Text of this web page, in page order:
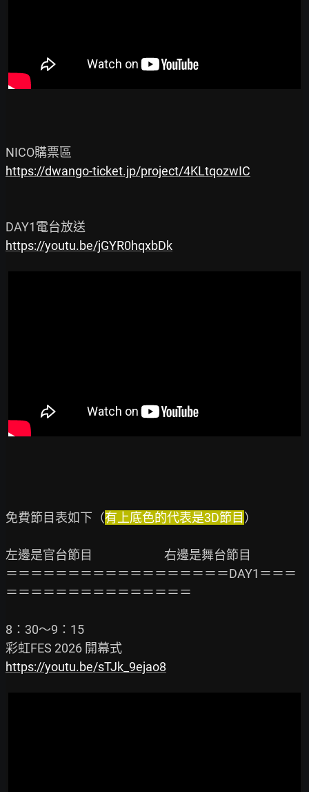
https://dwango-ticket.jp/project/4KLtqozwIC
https://youtu.be/jGYR0hqxbDk
免費節目表如下（有上底色的代表是3D節目 ）
左邊是官台節目                          右邊是舞台節目
＝＝＝＝＝＝＝＝＝＝＝＝＝＝＝＝＝＝DAY1＝＝＝
＝＝＝＝＝＝＝＝＝＝＝＝＝＝＝
8：30～9：15
https://youtu.be/sTJk_9ejao8